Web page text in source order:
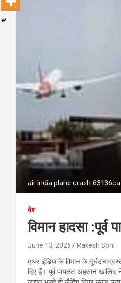
air india plane crash
देश
विमान हादसा :पूर्व
June 13, 2025 Rakesh Soni
एअर इंडिया के विमान के
दिए हैं। पूर्व पायलट अहसान खालिद